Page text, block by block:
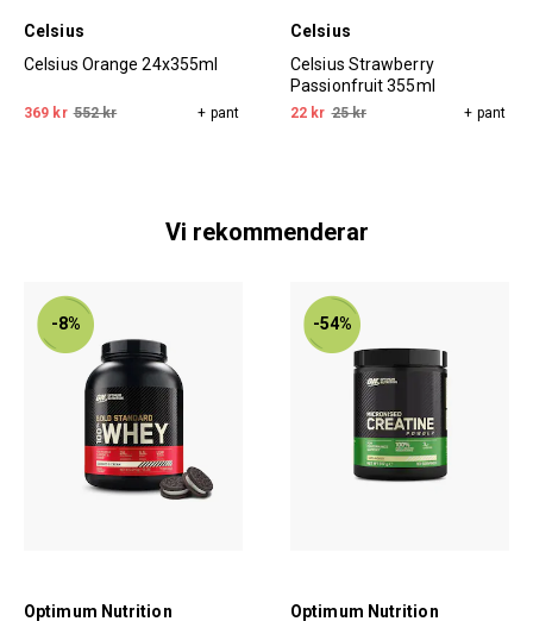
Celsius
Celsius Orange 24x355ml
369 kr 552 kr + pant
Celsius
Celsius Strawberry
Passionfruit 355ml
22 kr 25 kr + pant
Vi rekommenderar
-8%
Optimum Nutrition
-54%
Optimum Nutrition